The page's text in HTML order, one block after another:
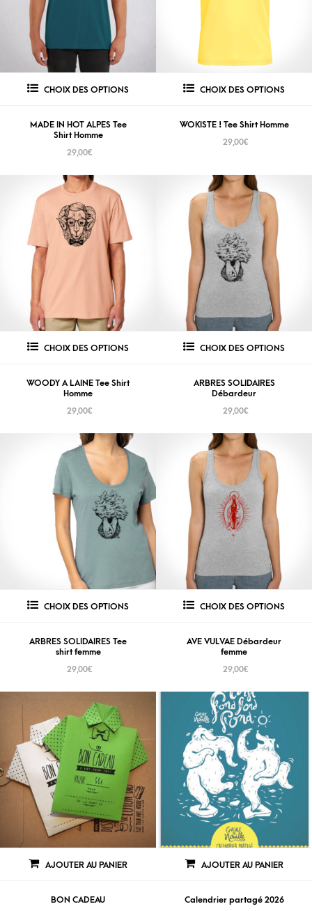
CHOIX DES OPTIONS
MADE IN HOT ALPES Tee
Shirt Homme
29,00€
CHOIX DES OPTIONS
WOKISTE ! Tee Shirt Homme
29,00€
CHOIX DES OPTIONS
WOODY A LAINE Tee Shirt
Homme
29,00€
CHOIX DES OPTIONS
ARBRES SOLIDAIRES
Débardeur
29,00€
CHOIX DES OPTIONS
ARBRES SOLIDAIRES Tee
shirt femme
29,00€
CHOIX DES OPTIONS
AVE VULVAE Débardeur
femme
29,00€
AJOUTER AU PANIER
BON CADEAU
AJOUTER AU PANIER
Calendrier partagé 2026